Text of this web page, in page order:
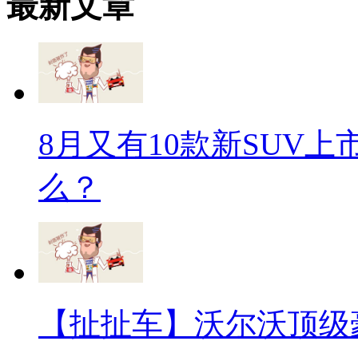
8月又有10款新SUV上
么？
【扯扯车】沃尔沃顶